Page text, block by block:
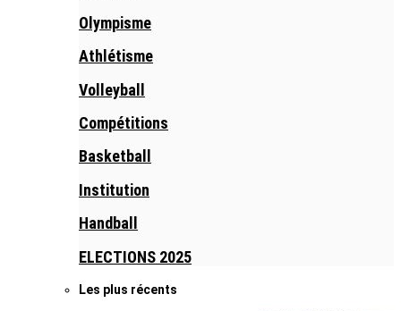
Olympisme
Athlétisme
Volleyball
Compétitions
Basketball
Institution
Handball
ELECTIONS 2025
Les plus récents